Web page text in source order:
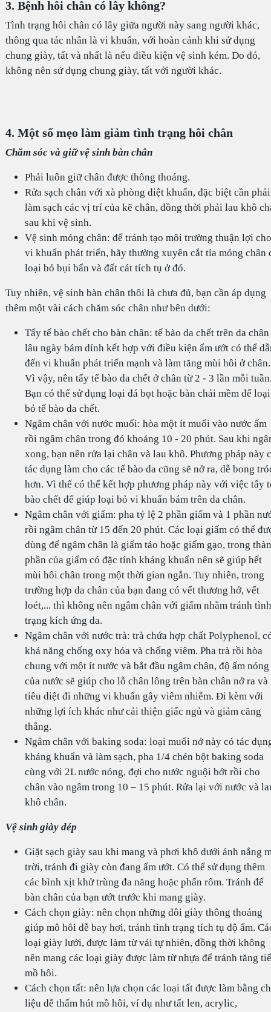
3. Bệnh hôi chân có lây không?
Tình trạng hôi chân có lây giữa người này sang người khác,
thông qua tác nhân là vi khuẩn, với hoàn cảnh khi sử dụng
chung giày, tất và nhất là nếu điều kiện vệ sinh kém. Do đó,
không nên sử dụng chung giày, tất với người khác.
4. Một số mẹo làm giảm tình trạng hôi chân
Chăm sóc và giữ vệ sinh bàn chân
Phải luôn giữ chân được thông thoáng.
Rửa sạch chân với xà phòng diệt khuẩn, đặc biệt cần phải
làm sạch các vị trí của kẽ chân, đồng thời phải lau khô
sau khi vệ sinh.
Vệ sinh móng chân: để tránh tạo môi trường thuận lợi cho
vi khuẩn phát triển, hãy thường xuyên cắt tỉa móng chân
loại bỏ bụi bẩn và đất cát tích tụ ở đó.
Tuy nhiên, vệ sinh bàn chân thôi là chưa đủ, bạn cần áp dụng
thêm một vài cách chăm sóc chân như bên dưới:
Tẩy tế bào chết cho bàn chân: tế bào da chết trên da chân
lâu ngày bám dính kết hợp với điều kiện ẩm ướt có thể
đến vi khuẩn phát triển mạnh và làm tăng mùi hôi ở chân.
Vì vậy, nên tẩy tế bào da chết ở chân từ 2 - 3 lần mỗi
Bạn có thể sử dụng loại đá bọt hoặc bàn chải mềm để loại
bỏ tế bào da chết.
Ngâm chân với nước muối: hòa một ít muối vào nước ấm
rồi ngâm chân trong đó khoảng 10 - 20 phút. Sau khi
xong, bạn nên rửa lại chân và lau khô. Phương pháp này
tác dụng làm cho các tế bào da cũng sẽ nở ra, dễ bong
hơn. Vì thế có thể kết hợp phương pháp này với việc tẩy
bào chết để giúp loại bỏ vi khuẩn bám trên da chân.
Ngâm chân với giấm: pha tỷ lệ 2 phần giấm và 1 phần
rồi ngâm chân từ 15 đến 20 phút. Các loại giấm có thể
dùng để ngâm chân là giấm táo hoặc giấm gạo, trong
phần của giấm có đặc tính kháng khuẩn nên sẽ giúp hết
mùi hôi chân trong một thời gian ngắn. Tuy nhiên, trong
trường hợp da chân của bạn đang có vết thương hở, vết
loét,... thì không nên ngâm chân với giấm nhằm tránh tình
trạng kích ứng da.
Ngâm chân với nước trà: trà chứa hợp chất Polyphenol,
khả năng chống oxy hóa và chống viêm. Pha trà rồi hòa
chung với một ít nước và bắt đầu ngâm chân, độ ấm nóng
của nước sẽ giúp cho lỗ chân lông trên bàn chân nở ra và
tiêu diệt đi những vi khuẩn gây viêm nhiễm. Đi kèm với
những lợi ích khác như cải thiện giấc ngủ và giảm căng
thẳng.
Ngâm chân với baking soda: loại muối nở này có tác
kháng khuẩn và làm sạch, pha 1/4 chén bột baking soda
cùng với 2L nước nóng, đợi cho nước nguội bớt rồi cho
chân vào ngâm trong 10 – 15 phút. Rửa lại với nước và
khô chân.
Vệ sinh giày dép
Giặt sạch giày sau khi mang và phơi khô dưới ánh nắng
trời, tránh đi giày còn đang ẩm ướt. Có thể sử dụng thêm
các bình xịt khử trùng đa năng hoặc phấn rôm. Tránh để
bàn chân của bạn ướt trước khi mang giày.
Cách chọn giày: nên chọn những đôi giày thông thoáng
giúp mô hôi dễ bay hơi, tránh tình trạng tích tụ độ ẩm.
loại giày lưới, được làm từ vải tự nhiên, đồng thời không
nên mang các loại giày được làm từ nhựa để tránh tăng
mồ hôi.
Cách chọn tất: nên lựa chọn các loại tất được làm bằng
liệu dễ thấm hút mồ hôi, ví dụ như tất len, acrylic,